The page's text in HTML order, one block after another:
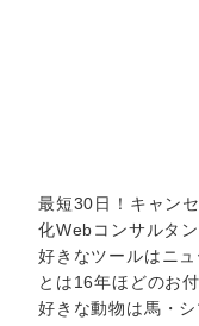
最短30日！キャン
化Webコンサルタン
好きなツールはニ
とは16年ほどのお付
好きな動物は馬・